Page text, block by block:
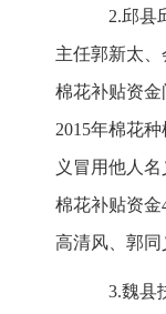
2.邱县
主任郭新太
棉花补贴资金
2015年棉花
义冒用他人
棉花补贴资金
高清风、郭同
3.魏县